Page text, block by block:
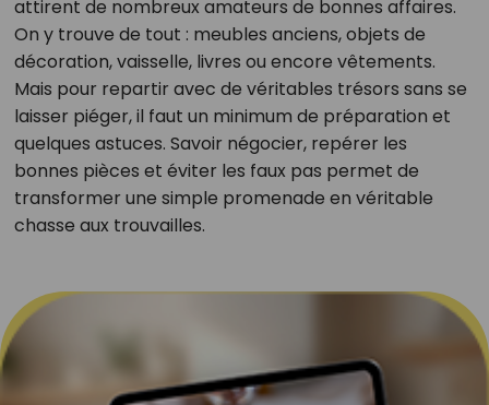
attirent de nombreux amateurs de bonnes affaires.
On y trouve de tout : meubles anciens, objets de
décoration, vaisselle, livres ou encore vêtements.
Mais pour repartir avec de véritables trésors sans se
laisser piéger, il faut un minimum de préparation et
quelques astuces. Savoir négocier, repérer les
bonnes pièces et éviter les faux pas permet de
transformer une simple promenade en véritable
chasse aux trouvailles.